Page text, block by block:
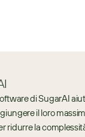
di SugarAI
il loro
ridurre la